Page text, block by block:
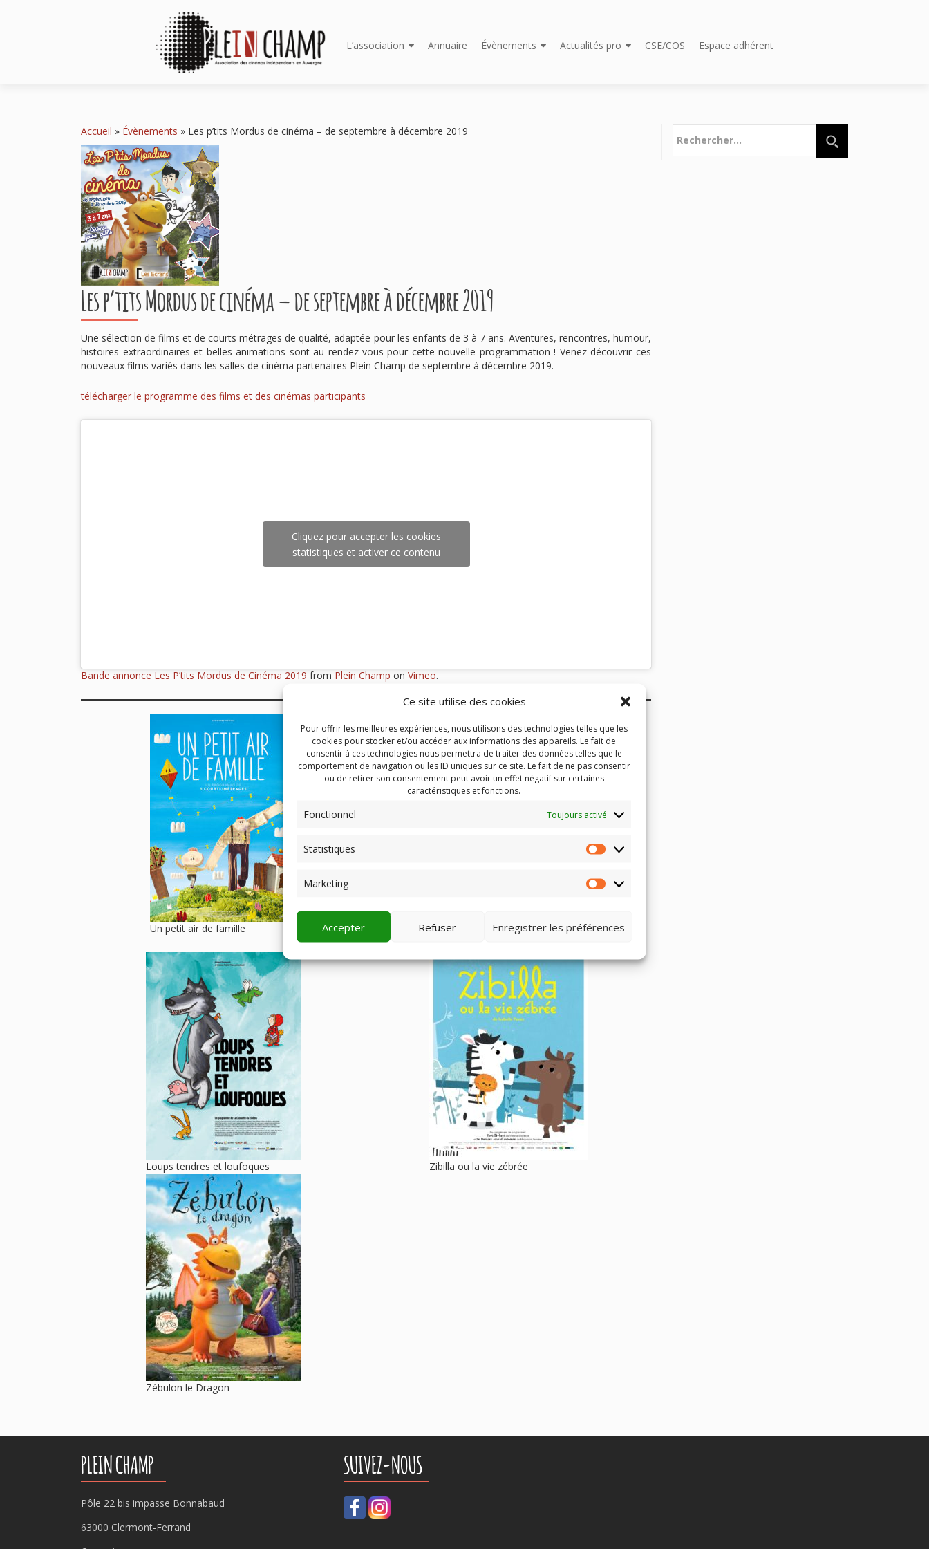
Ce site utilise des cookies
Pour offrir les meilleures expériences, nous utilisons des technologies telles que les
cookies pour stocker et/ou accéder aux informations des appareils. Le fait de
consentir à ces technologies nous permettra de traiter des données telles que le
comportement de navigation ou les ID uniques sur ce site. Le fait de ne pas consentir
ou de retirer son consentement peut avoir un effet négatif sur certaines
caractéristiques et fonctions.
Fonctionnel Toujours activé
Statistiques Statistiques
Marketing Marketing
Accepter Refuser Enregistrer les préférences
au
L’association Annuaire Évènements Actualités pro CSE/COS Espace adhérent
Accueil » Évènements » Les p’tits Mordus de cinéma – de septembre à décembre 2019
Les p’tits Mordus de cinéma – de septembre à décembre 2019
Une sélection de films et de courts métrages de qualité, adaptée pour les enfants de 3 à 7 ans. Aventures, rencontres, humour,
histoires extraordinaires et belles animations sont au rendez-vous pour cette nouvelle programmation ! Venez découvrir ces
nouveaux films variés dans les salles de cinéma partenaires Plein Champ de septembre à décembre 2019.
télécharger le programme des films et des cinémas participants
Cliquez pour accepter les cookies
statistiques et activer ce contenu
Bande annonce Les P’tits Mordus de Cinéma 2019 from Plein Champ on Vimeo.
Un petit air de famille Jacob et les chiens qui parlent
Loups tendres et loufoques Zibilla ou la vie zébrée
Zébulon le Dragon
PLEIN CHAMP
Pôle 22 bis impasse Bonnabaud
63000 Clermont-Ferrand
SUIVEZ-NOUS